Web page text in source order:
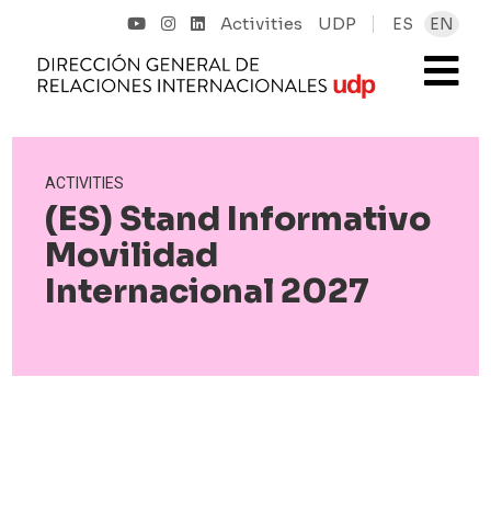
Activities UDP ES EN
ACTIVITIES
(ES) Stand Informativo
Movilidad
Internacional 2027